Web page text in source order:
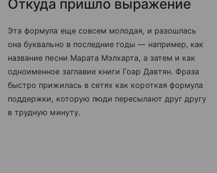
Откуда пришло выражение
Эта формула еще совсем молодая, и разошлась
она буквально в последние годы — например, как
название песни Марата Мэлхарта, а затем и как
одноименное заглавие книги Гоар Давтян. Фраза
быстро прижилась в сетях как короткая формула
поддержки, которую люди пересылают друг другу
в трудную минуту.